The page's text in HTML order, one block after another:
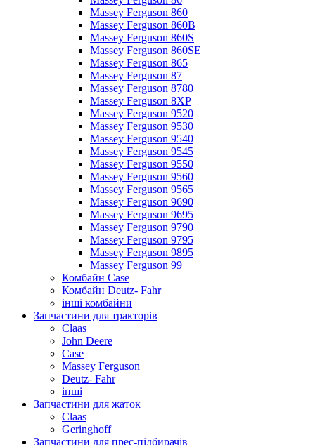
Massey Ferguson 860
Massey Ferguson 860B
Massey Ferguson 860S
Massey Ferguson 860SE
Massey Ferguson 865
Massey Ferguson 87
Massey Ferguson 8780
Massey Ferguson 8XP
Massey Ferguson 9520
Massey Ferguson 9530
Massey Ferguson 9540
Massey Ferguson 9545
Massey Ferguson 9550
Massey Ferguson 9560
Massey Ferguson 9565
Massey Ferguson 9690
Massey Ferguson 9695
Massey Ferguson 9790
Massey Ferguson 9795
Massey Ferguson 9895
Massey Ferguson 99
Комбайн Case
Комбайн Deutz- Fahr
інші комбайни
Запчастини для тракторів
Claas
John Deere
Case
Massey Ferguson
Deutz- Fahr
інші
Запчастини для жаток
Claas
Geringhoff
Запчастини для прес-підбирачів